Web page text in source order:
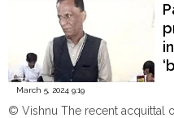
March 5, 2024 9:19
© Vishnu The recent acquittal